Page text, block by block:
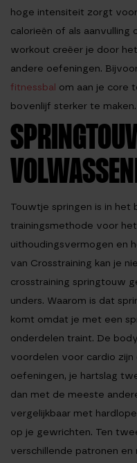
hoge intensiteit zorgt
calorieën of als aanvulling
workout creëer je door
andere oefeningen.
fitnessbal om aan je core
bovenlijf sterker te maken.
Touwtje springen is in het
trainingsmethode voor
uithoudingsvermogen en
van Crosstraining kan je
crosstraining springtouw
unders. Waarom is dat
komt omdat je met een
onderdelen traint. De
voordelen voor cardio
oefeningen, je hartslag
dan met de meeste
vergelijkbaar met
op je gewrichten. Ten
verschillende patronen